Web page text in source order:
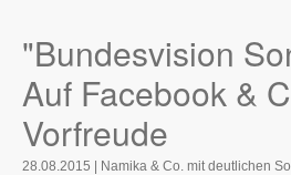
"Bundesvision
Auf Facebook &
Vorfreude
28.08.2015 | Namika & Co. mit deutlichen